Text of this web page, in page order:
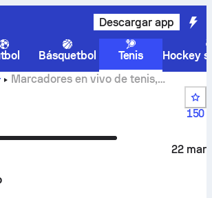
Descargar app
Básquetbol Tenis
Hockey
Marcadores en vivo de tenis,
y partidos de Morelos, Mexico.
season in unique tournament header150
22 mar